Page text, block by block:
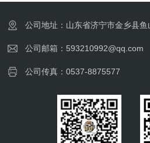
公司地址：山东省济宁市金乡县
公司邮箱：593210992@qq.com
公司传真：0537-8875577